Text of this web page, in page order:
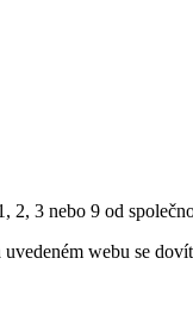
2, 3 nebo 9 od
uvedeném webu se